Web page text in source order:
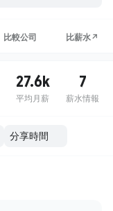
比較公司 比薪水↗
27.6k
平均月薪
7
薪水情報